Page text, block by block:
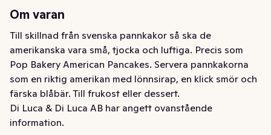
Om varan
Till skillnad från svenska pannkakor så ska de
amerikanska vara små, tjocka och luftiga. Precis som
Pop Bakery American Pancakes. Servera pannkakorna
som en riktig amerikan med lönnsirap, en klick smör och
färska blåbär. Till frukost eller dessert.
Di Luca & Di Luca AB har angett ovanstående
information.